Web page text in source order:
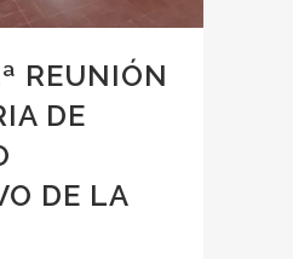
REUNIÓN
DE
DE LA